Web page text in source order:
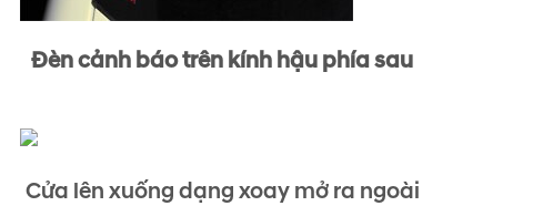
Đèn cảnh báo trên kính hậu phía sau
Cửa lên xuống dạng xoay mở ra ngoài